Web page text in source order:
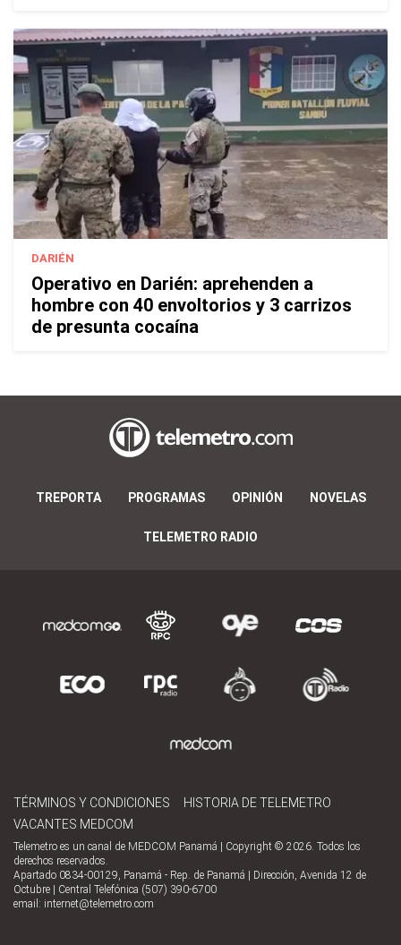
DARIÉN
Operativo en Darién: aprehenden a
hombre con 40 envoltorios y 3 carrizos
de presunta cocaína
TREPORTA PROGRAMAS OPINIÓN NOVELAS
TELEMETRO RADIO
TÉRMINOS Y CONDICIONES
HISTORIA DE TELEMETRO
VACANTES MEDCOM
Telemetro es un canal de MEDCOM Panamá | Copyright © 2026. Todos los
derechos reservados.
Apartado 0834-00129, Panamá - Rep. de Panamá | Dirección, Avenida 12 de
Octubre | Central Telefónica (507) 390-6700
email: internet@telemetro.com